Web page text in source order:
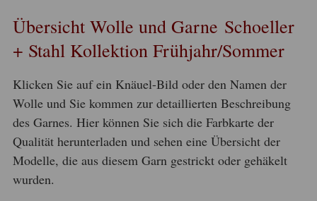
Übersicht Wolle und Garne Schoeller
+ Stahl Kollektion Frühjahr/Sommer
Klicken Sie auf ein Knäuel-Bild oder den Namen der
Wolle und Sie kommen zur detaillierten Beschreibung
des Garnes. Hier können Sie sich die Farbkarte der
Qualität herunterladen und sehen eine Übersicht der
Modelle, die aus diesem Garn gestrickt oder gehäkelt
wurden.